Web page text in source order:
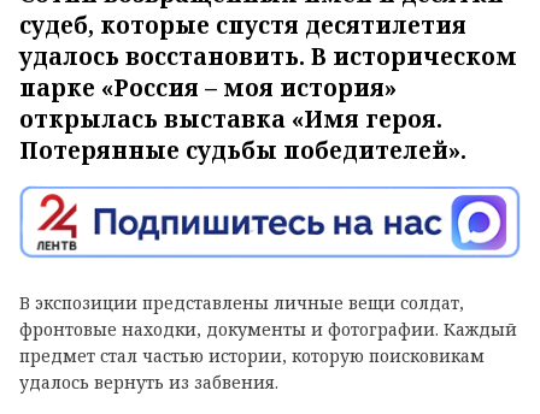
судеб, которые спустя десятилетия
удалось восстановить. В историческом
парке «Россия – моя история»
открылась выставка «Имя героя.
Потерянные судьбы победителей».
В экспозиции представлены личные вещи солдат,
фронтовые находки, документы и фотографии. Каждый
предмет стал частью истории, которую поисковикам
удалось вернуть из забвения.